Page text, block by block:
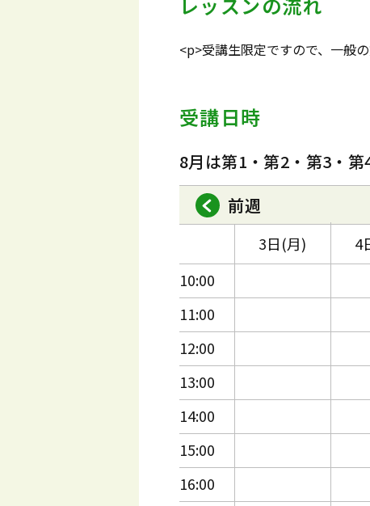
<p>受講生限定ですので、一般
受講日時
8月は第1・第2・第3・
前週
10:00
11:00
12:00
13:00
14:00
15:00
16:00
3日(月) 4